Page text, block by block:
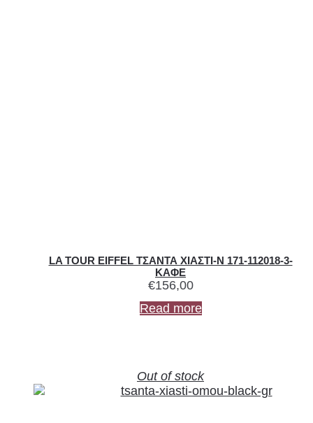
LA TOUR EIFFEL ΤΣΑΝΤΑ ΧΙΑΣΤΙ-N 171-112018-3-
ΚΑΦΕ
€156,00
Read more
Out of stock